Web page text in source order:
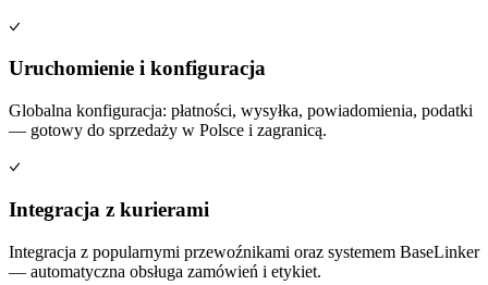
Uruchomienie i konfiguracja
Globalna konfiguracja: płatności, wysyłka, powiadomienia, podatki
— gotowy do sprzedaży w Polsce i zagranicą.
Integracja z kurierami
Integracja z popularnymi przewoźnikami oraz systemem BaseLinker
— automatyczna obsługa zamówień i etykiet.